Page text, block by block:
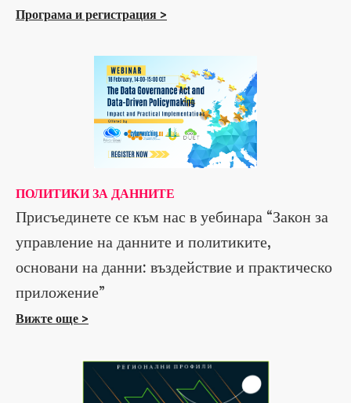
Програма и регистрация >
ПОЛИТИКИ ЗА ДАННИТЕ
Присъединете се към нас в уебинара “Закон за
управление на данните и политиките,
основани на данни: въздействие и практическо
приложение”
Вижте още >